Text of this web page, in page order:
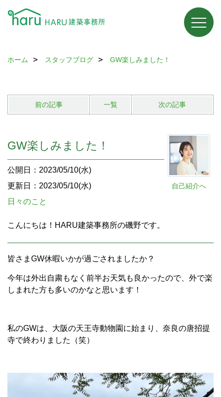
ホーム スタッフブログ GW楽しみました！
前の記事 一覧 次の記事
自己紹介へ
GW楽しみました！
公開日：2023/05/10(水)
更新日：2023/05/10(水)
日々のこと
こんにちは！HARU建築事務所の磯野です。
皆さまGW休暇いかが過ごされましたか？
今年は外出自粛もなく前半お天気も良かったので、外で楽
しまれた方も多いのかなと思います！
私のGWは、大阪の天王寺動物園に始まり、奈良の唐招提
寺で終わりました（笑）